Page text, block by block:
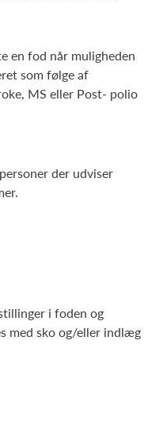
en fod når muligheden
som følge af
MS eller Post- polio
der udviser
i foden og
med sko og/eller indlæg